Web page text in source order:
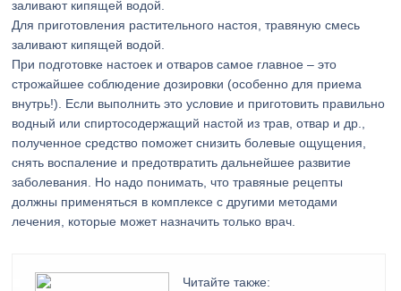
Для приготовления растительного настоя, травяную смесь
заливают кипящей водой.
При подготовке настоек и отваров самое главное – это
строжайшее соблюдение дозировки (особенно для приема
внутрь!). Если выполнить это условие и приготовить правильно
водный или спиртосодержащий настой из трав, отвар и др.,
полученное средство поможет снизить болевые ощущения,
снять воспаление и предотвратить дальнейшее развитие
заболевания. Но надо понимать, что травяные рецепты
должны применяться в комплексе с другими методами
лечения, которые может назначить только врач.
Читайте также: